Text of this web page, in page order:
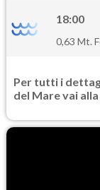
18:00
0,63 Mt.
Per tutti i
del Mare vai